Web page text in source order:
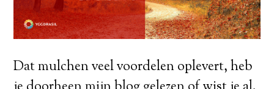
Dat mulchen veel voordelen oplevert, heb